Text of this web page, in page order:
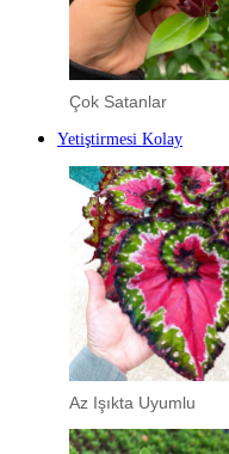
Çok Satanlar
Yetiştirmesi Kolay
Az Işıkta Uyumlu